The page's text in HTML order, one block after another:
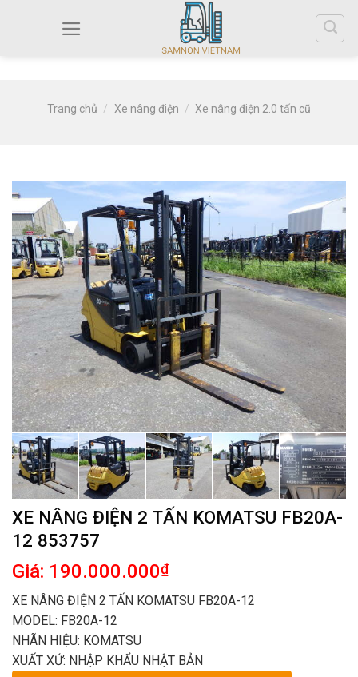
Trang chủ / Xe nâng điện / Xe nâng điện 2.0 tấn cũ
XE NÂNG ĐIỆN 2 TẤN KOMATSU FB20A-
12 853757
Giá: 190.000.000₫
XE NÂNG ĐIỆN 2 TẤN KOMATSU FB20A-12
MODEL: FB20A-12
NHÃN HIỆU: KOMATSU
XUẤT XỨ: NHẬP KHẨU NHẬT BẢN